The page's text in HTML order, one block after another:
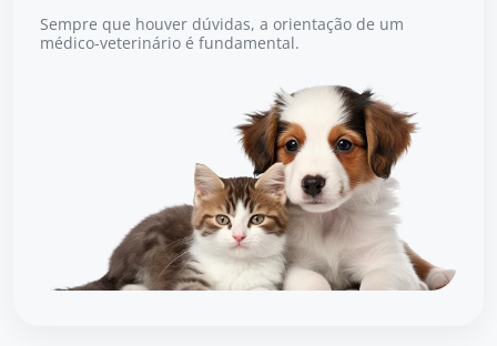
Sempre que houver dúvidas, a orientação de um
médico-veterinário é fundamental.